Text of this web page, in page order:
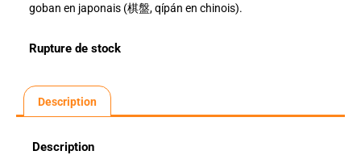
goban en japonais (棋盤, qípán en chinois).
Rupture de stock
Description
Description